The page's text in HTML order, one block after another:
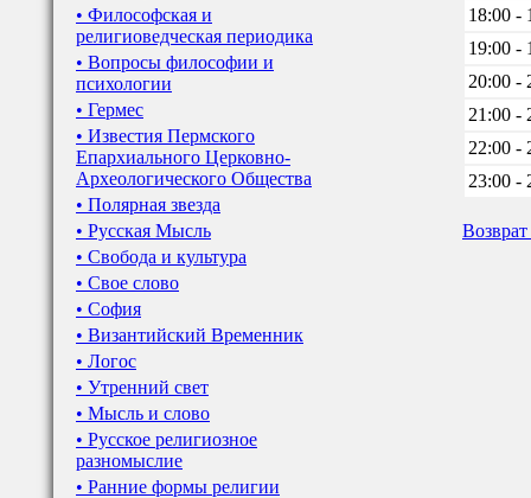
• Философская и
религиоведческая периодика
• Вопросы философии и
психологии
• Гермес
• Известия Пермского
Епархиального Церковно-
Археологического Общества
• Полярная звезда
• Русская Мысль
• Свобода и культура
• Свое слово
• София
• Византийский Временник
• Логос
• Утренний свет
• Мысль и слово
• Русское религиозное
разномыслие
• Ранние формы религии
18:00 -
19:00 -
20:00 -
21:00 -
22:00 -
23:00 -
Возврат